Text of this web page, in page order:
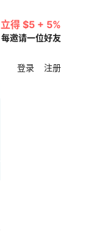
立得 $5 + 5%
每邀请一位好友
登录 注册